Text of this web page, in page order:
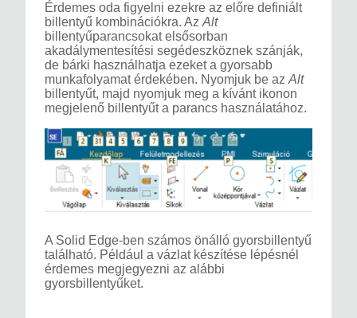
Érdemes oda figyelni ezekre az előre definiált
billentyű kombinációkra. Az Alt
billentyűparancsokat elsősorban
akadálymentesítési segédeszköznek szánják,
de bárki használhatja ezeket a gyorsabb
munkafolyamat érdekében. Nyomjuk be az Alt
billentyűt, majd nyomjuk meg a kívánt ikonon
megjelenő billentyűt a parancs használatához.
A Solid Edge-ben számos önálló gyorsbillentyű
található. Például a vázlat készítése lépésnél
érdemes megjegyezni az alábbi
gyorsbillentyűket.